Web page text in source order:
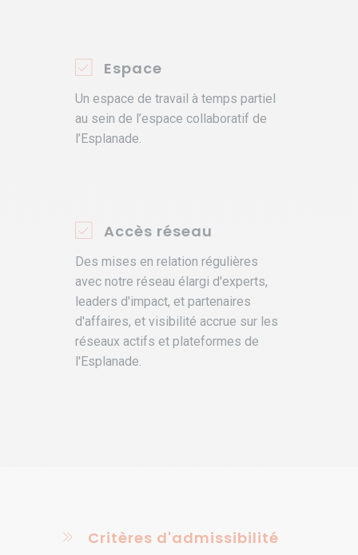
Espace
Un espace de travail à temps partiel
au sein de l’espace collaboratif de
l’Esplanade.
Accès réseau
Des mises en relation régulières
avec notre réseau élargi d'experts,
leaders d'impact, et partenaires
d'affaires, et visibilité accrue sur les
réseaux actifs et plateformes de
l'Esplanade.
Critères d'admissibilité